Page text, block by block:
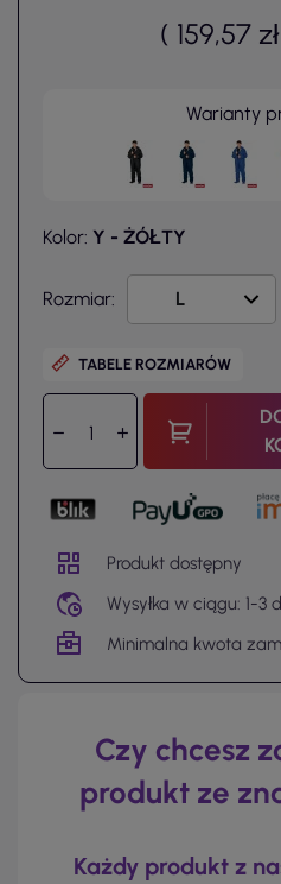
( 159,57 zł
Warianty
Kolor: Y - ŻÓŁTY
Rozmiar:
TABELE ROZMIARÓW
Produkt dostępny
Wysyłka w ciągu: 1-3
Minimalna kwota
Czy chcesz
produkt ze
Każdy produkt z